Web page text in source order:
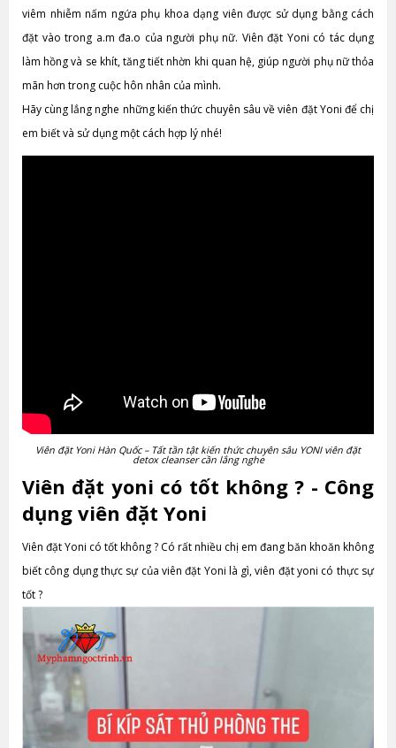
viêm nhiễm nấm ngứa phụ khoa dạng viên được sử dụng bằng cách
đặt vào trong a.m đa.o của người phụ nữ. Viên đặt Yoni có tác dụng
làm hồng và se khít, tăng tiết nhờn khi quan hệ, giúp người phụ nữ thỏa
mãn hơn trong cuộc hôn nhân của mình.
Hãy cùng lắng nghe những kiến thức chuyên sâu về viên đặt Yoni để chị
em biết và sử dụng một cách hợp lý nhé!
Viên đặt Yoni Hàn Quốc – Tất tần tật kiến thức chuyên sâu YONI viên đặt
detox cleanser cần lắng nghe
Viên đặt yoni có tốt không ? - Công
dụng viên đặt Yoni
Viên đặt Yoni có tốt không ? Có rất nhiều chị em đang băn khoăn không
biết công dụng thực sự của viên đặt Yoni là gì, viên đặt yoni có thực sự
tốt ?